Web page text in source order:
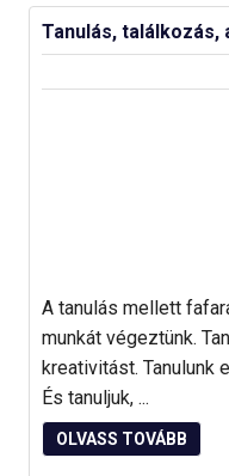
Tanulás, találkozás,
A tanulás mellett
munkát végeztünk.
kreativitást. Tanulunk
És tanuljuk, ...
OLVASS TOVÁBB